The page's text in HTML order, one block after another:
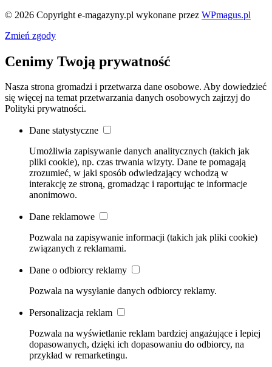
© 2026 Copyright e-magazyny.pl wykonane przez WPmagus.pl
Zmień zgody
Cenimy Twoją prywatność
Nasza strona gromadzi i przetwarza dane osobowe. Aby dowiedzieć
się więcej na temat przetwarzania danych osobowych zajrzyj do
Polityki prywatności.
Dane statystyczne
Umożliwia zapisywanie danych analitycznych (takich jak
pliki cookie), np. czas trwania wizyty. Dane te pomagają
zrozumieć, w jaki sposób odwiedzający wchodzą w
interakcję ze stroną, gromadząc i raportując te informacje
anonimowo.
Dane reklamowe
Pozwala na zapisywanie informacji (takich jak pliki cookie)
związanych z reklamami.
Dane o odbiorcy reklamy
Pozwala na wysyłanie danych odbiorcy reklamy.
Personalizacja reklam
Pozwala na wyświetlanie reklam bardziej angażujące i lepiej
dopasowanych, dzięki ich dopasowaniu do odbiorcy, na
przykład w remarketingu.